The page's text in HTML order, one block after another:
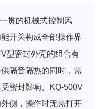
贯的机械式控制风
开关构成全部操作界
型密封外壳的组合有
隔音隔热的同时，需
密封影响。KQ-500V
侧，操作时无需打开